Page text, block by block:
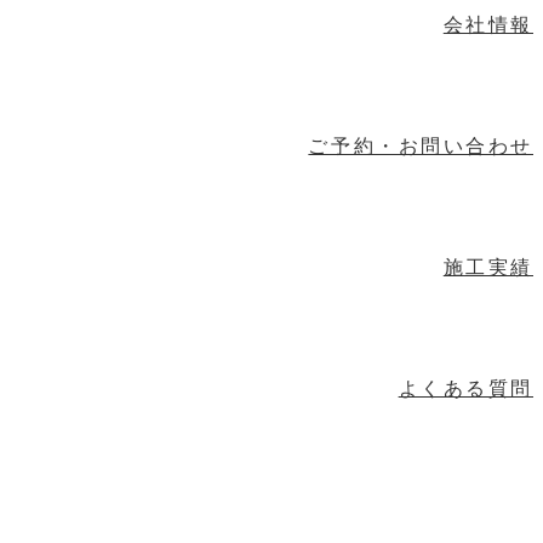
会社情報
ご予約・お問い合わせ
施工実績
よくある質問